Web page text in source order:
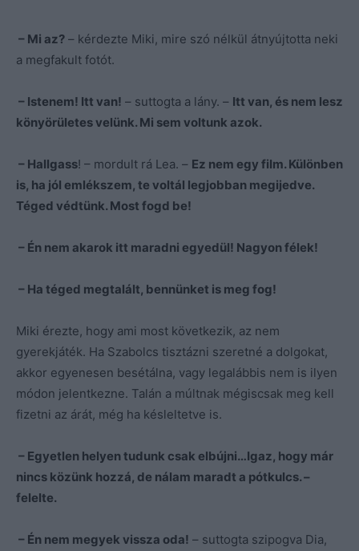
– Mi az? – kérdezte Miki, mire szó nélkül átnyújtotta neki
a megfakult fotót.
– Istenem! Itt van! – suttogta a lány. – Itt van, és nem lesz
könyörületes velünk. Mi sem voltunk azok.
– Hallgass! – mordult rá Lea. – Ez nem egy film. Különben
is, ha jól emlékszem, te voltál legjobban megijedve.
Téged védtünk. Most fogd be!
– Én nem akarok itt maradni egyedül! Nagyon félek!
– Ha téged megtalált, bennünket is meg fog!
Miki érezte, hogy ami most következik, az nem
gyerekjáték. Ha Szabolcs tisztázni szeretné a dolgokat,
akkor egyenesen besétálna, vagy legalábbis nem is ilyen
módon jelentkezne. Talán a múltnak mégiscsak meg kell
fizetni az árát, még ha késleltetve is.
– Egyetlen helyen tudunk csak elbújni…Igaz, hogy már
nincs közünk hozzá, de nálam maradt a pótkulcs. –
felelte.
– Én nem megyek vissza oda! – suttogta szipogva Dia,